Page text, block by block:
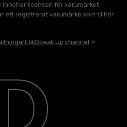
återvinna
innehar licensen för varumärket
ett registrerat varumärke som tillhör
EtikSpeak Up channel